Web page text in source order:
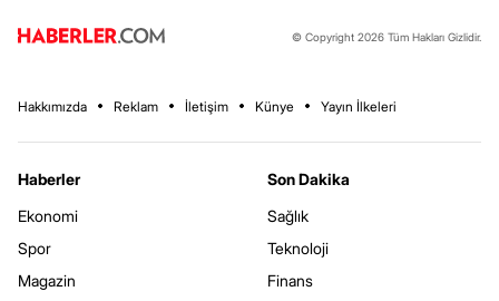
© Copyright 2026 Tüm Hakları Gizlidir.
Hakkımızda Reklam İletişim Künye Yayın İlkeleri
Haberler
Ekonomi
Spor
Magazin
Son Dakika
Sağlık
Teknoloji
Finans